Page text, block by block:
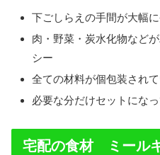
下ごしらえの手間が大幅
肉・野菜・炭水化物など
シー
全ての材料が個包装され
必要な分だけセットにな
宅配の食材 ミール